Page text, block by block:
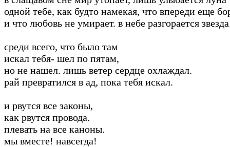
одной тебе, как будто намекая, что впереди еще
и что любовь не умирает. в небе разгорается
среди всего, что было там
искал тебя- шел по пятам,
но не нашел. лишь ветер сердце охлаждал.
рай превратился в ад, пока тебя искал.
и рвутся все законы,
как рвутся провода.
плевать на все каноны.
мы вместе! навсегда!